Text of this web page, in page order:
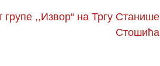
,,Извор“ на Тргу Станише
Стошића